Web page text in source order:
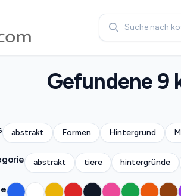
Search
Gefundene 9
abstrakt Formen Hintergrund
abstrakt tiere hintergründe